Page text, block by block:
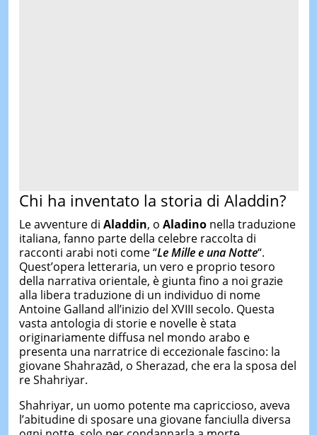
Chi ha inventato la storia di Aladdin?
Le avventure di Aladdin, o Aladinonella traduzione
italiana, fanno parte della celebre raccolta di
racconti arabi noti come “Le Mille e una Notte“.
Quest’opera letteraria, un vero e proprio tesoro
della narrativa orientale, è giunta fino a noi grazie
alla libera traduzione di un individuo di nome
Antoine Galland all’inizio del XVIII secolo. Questa
vasta antologia di storie e novelle è stata
originariamente diffusa nel mondo arabo e
presenta una narratrice di eccezionale fascino: la
giovane Shahrazād, o Sherazad, che era la sposa del
re Shahriyar.
Shahriyar, un uomo potente ma capriccioso, aveva
l’abitudine di sposare una giovane fanciulla diversa